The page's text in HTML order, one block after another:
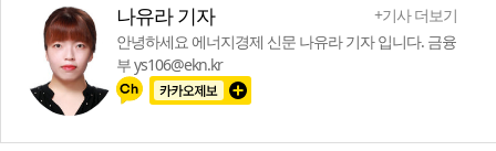
나유라 기자
+기사 더보기
안녕하세요 에너지경제 신문 나유라 기자 입니다. 금융
부 ys106@ekn.kr